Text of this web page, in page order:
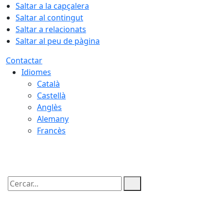
Saltar a la capçalera
Saltar al contingut
Saltar a relacionats
Saltar al peu de pàgina
Contactar
Idiomes
Català
Castellà
Anglès
Alemany
Francès
Cercar: